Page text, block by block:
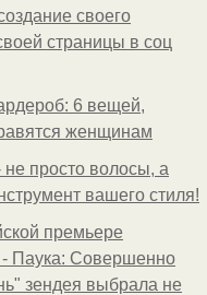
своего
страницы в соц
6 вещей,
женщинам
не просто волосы, а
вашего стиля!
премьере
- Паука: Совершенно
зендея выбрала не